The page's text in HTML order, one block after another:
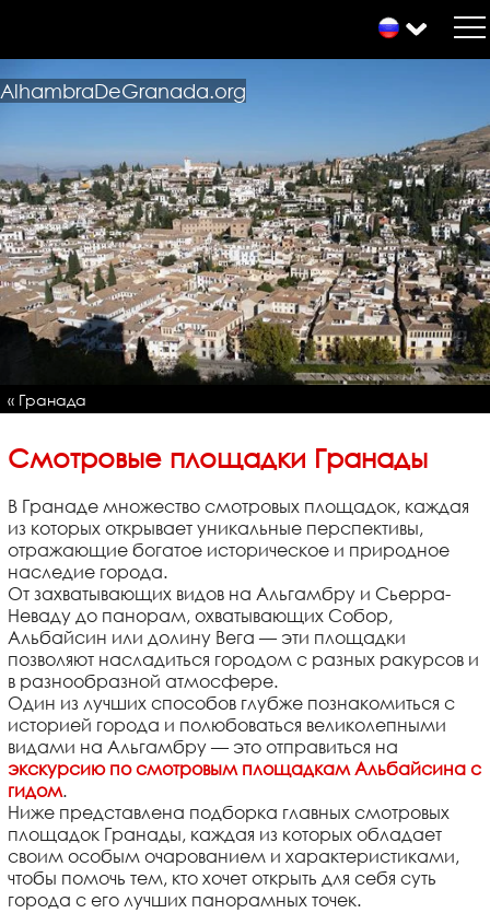
AlhambraDeGranada.org
« Гранада
Смотровые площадки Гранады
В Гранаде множество смотровых площадок, каждая
из которых открывает уникальные перспективы,
отражающие богатое историческое и природное
наследие города.
От захватывающих видов на Альгамбру и Сьерра-
Неваду до панорам, охватывающих Собор,
Альбайсин или долину Вега — эти площадки
позволяют насладиться городом с разных ракурсов и
в разнообразной атмосфере.
Один из лучших способов глубже познакомиться с
историей города и полюбоваться великолепными
видами на Альгамбру — это отправиться на
экскурсию по смотровым площадкам Альбайсина с
гидом.
Ниже представлена подборка главных смотровых
площадок Гранады, каждая из которых обладает
своим особым очарованием и характеристиками,
чтобы помочь тем, кто хочет открыть для себя суть
города с его лучших панорамных точек.